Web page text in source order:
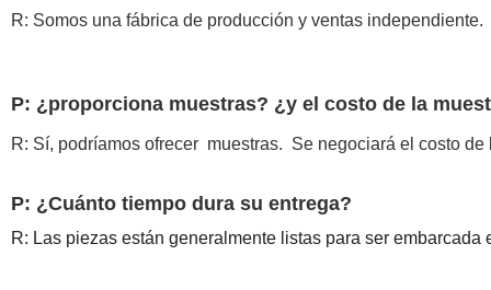
R: Somos una fábrica de producción y ventas independiente.
P: ¿proporciona muestras? ¿y el costo de la
R: Sí, podríamos ofrecer muestras. Se negociará el costo de
P: ¿Cuánto tiempo dura su entrega?
R: Las piezas están generalmente listas para ser embarcada